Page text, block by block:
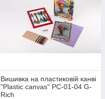
Вишивка на пластиковій канві
"Plastic canvas" PC-01-04 G-
Rich